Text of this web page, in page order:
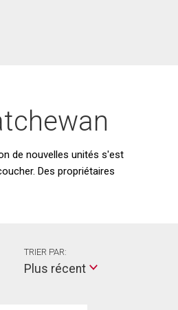
de nouvelles unités s'est
Des propriétaires
TRIER PAR:
Plus récent